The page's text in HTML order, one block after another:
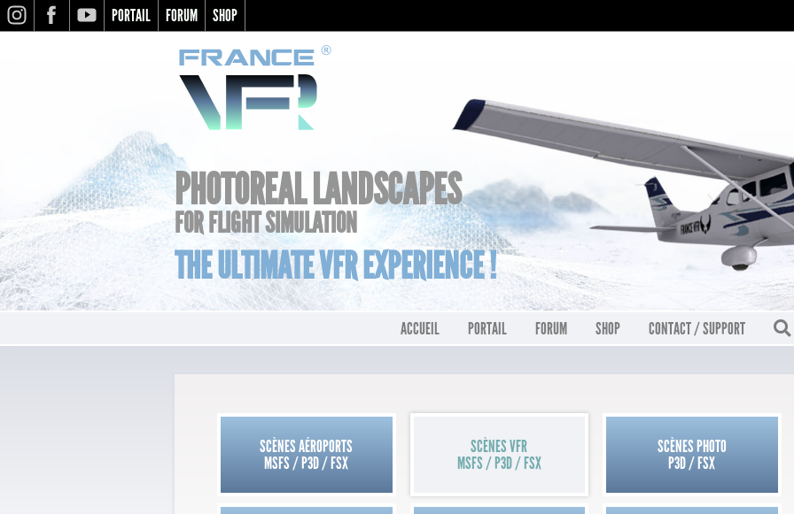
INSTAGRAMFACEBOOKYOUTUBE
PORTAIL FORUM SHOP
PHOTOREAL LANDSCAPES
FOR FLIGHT SIMULATION
THE ULTIMATE VFR EXPERIENCE !
ACCUEIL PORTAIL FORUM SHOP CONTACT / SUPPORT
SCÈNES AÉROPORTS
MSFS / P3D / FSX
SCÈNES VFR
MSFS / P3D / FSX
SCÈNES PHOTO
P3D / FSX